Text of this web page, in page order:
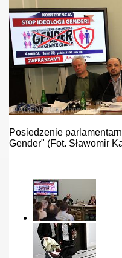
Posiedzenie
Gender" (Fot. Sławomir
ministry